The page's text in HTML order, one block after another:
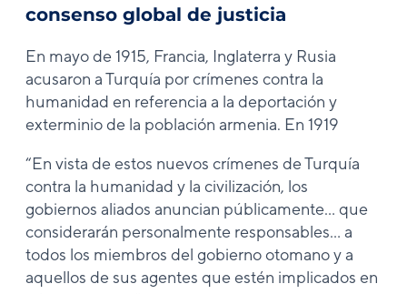
consenso global de justicia
En mayo de 1915, Francia, Inglaterra y Rusia
acusaron a Turquía por crímenes contra la
humanidad en referencia a la deportación y
exterminio de la población armenia. En 1919
“En vista de estos nuevos crímenes de Turquía
contra la humanidad y la civilización, los
gobiernos aliados anuncian públicamente… que
considerarán personalmente responsables… a
todos los miembros del gobierno otomano y a
aquellos de sus agentes que estén implicados en